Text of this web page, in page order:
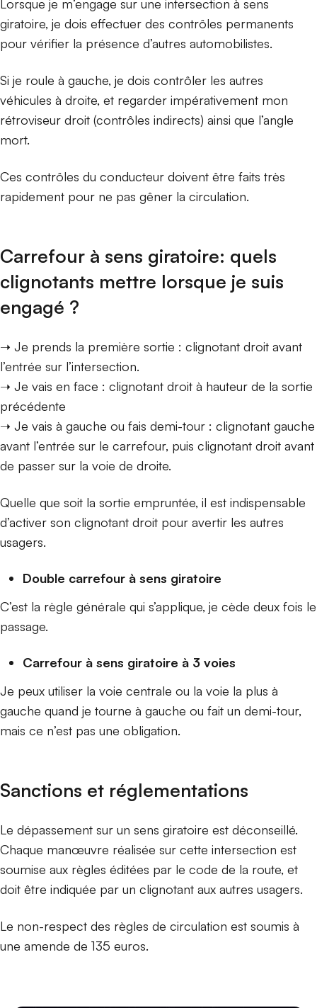
Lorsque je m’engage sur une intersection à sens
giratoire, je dois effectuer des contrôles permanents
pour vérifier la présence d’autres automobilistes.
Si je roule à gauche, je dois contrôler les autres
véhicules à droite, et regarder impérativement mon
rétroviseur droit (contrôles indirects) ainsi que l’angle
mort.
Ces contrôles du conducteur doivent être faits très
rapidement pour ne pas gêner la circulation.
Carrefour à sens giratoire: quels
clignotants mettre lorsque je suis
engagé ?
➝ Je prends la première sortie : clignotant droit avant
l’entrée sur l’intersection.
➝ Je vais en face : clignotant droit à hauteur de la sortie
précédente
➝ Je vais à gauche ou fais demi-tour : clignotant gauche
avant l’entrée sur le carrefour, puis clignotant droit avant
de passer sur la voie de droite.
Quelle que soit la sortie empruntée, il est indispensable
d’activer son clignotant droit pour avertir les autres
usagers.
Double carrefour à sens giratoire
C’est la règle générale qui s’applique, je cède deux fois le
passage.
Carrefour à sens giratoire à 3 voies
Je peux utiliser la voie centrale ou la voie la plus à
gauche quand je tourne à gauche ou fait un demi-tour,
mais ce n’est pas une obligation.
Sanctions et réglementations
Le dépassement sur un sens giratoire est déconseillé.
Chaque manœuvre réalisée sur cette intersection est
soumise aux règles éditées par le code de la route, et
doit être indiquée par un clignotant aux autres usagers.
Le non-respect des règles de circulation est soumis à
une amende de 135 euros.